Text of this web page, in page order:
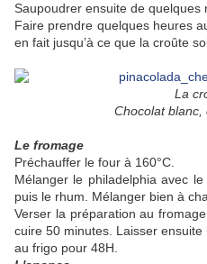
Saupoudrer ensuite de quelques
Faire prendre quelques heures
en fait jusqu’à ce que la croûte
La
Chocolat blanc,
Le fromage
Préchauffer le four à 160°C.
Mélanger le philadelphia avec
puis le rhum. Mélanger bien à
Verser la préparation au
cuire 50 minutes. Laisser
au frigo pour 48H.